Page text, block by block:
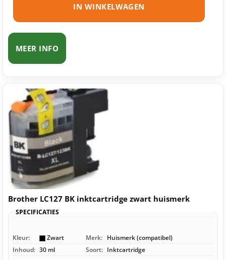
IN WINKELWAGEN
MEER INFO
Brother LC127 BK inktcartridge zwart huismerk
SPECIFICATIES
Kleur: Zwart Merk: Huismerk (compatibel)
Inhoud: 30 ml Soort: Inktcartridge